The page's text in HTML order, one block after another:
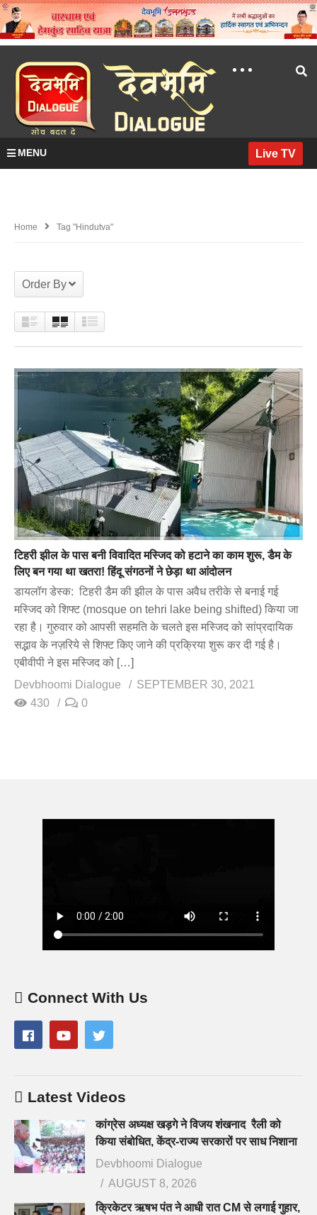
MENU Live TV
Home Tag "hindutva"
Order By
टिहरी झील के पास बनी विवादित मस्जिद को हटाने का काम शुरू, डैम के
लिए बन गया था खतरा! हिंदू संगठनों ने छेड़ा था आंदोलन
डायलॉग डेस्क: टिहरी डैम की झील के पास अवैध तरीके से बनाई गई
मस्जिद को शिफ्ट (mosque on tehri lake being shifted) किया जा
रहा है। गुरुवार को आपसी सहमति के चलते इस मस्जिद को सांप्रदायिक
सद्भाव के नज़रिये से शिफ्ट किए जाने की प्रक्रिया शुरू कर दी गई है।
एबीवीपी ने इस मस्जिद को […]
Devbhoomi Dialogue
SEPTEMBER 30, 2021
430
0
Connect With Us
Latest Videos
कांग्रेस अध्यक्ष खड़गे ने विजय शंखनाद रैली को
किया संबोधित, केंद्र-राज्य सरकारों पर साध निशाना
Devbhoomi Dialogue
AUGUST 8, 2026
क्रिकेटर ऋषभ पंत ने आधी रात CM से लगाई गुहार,